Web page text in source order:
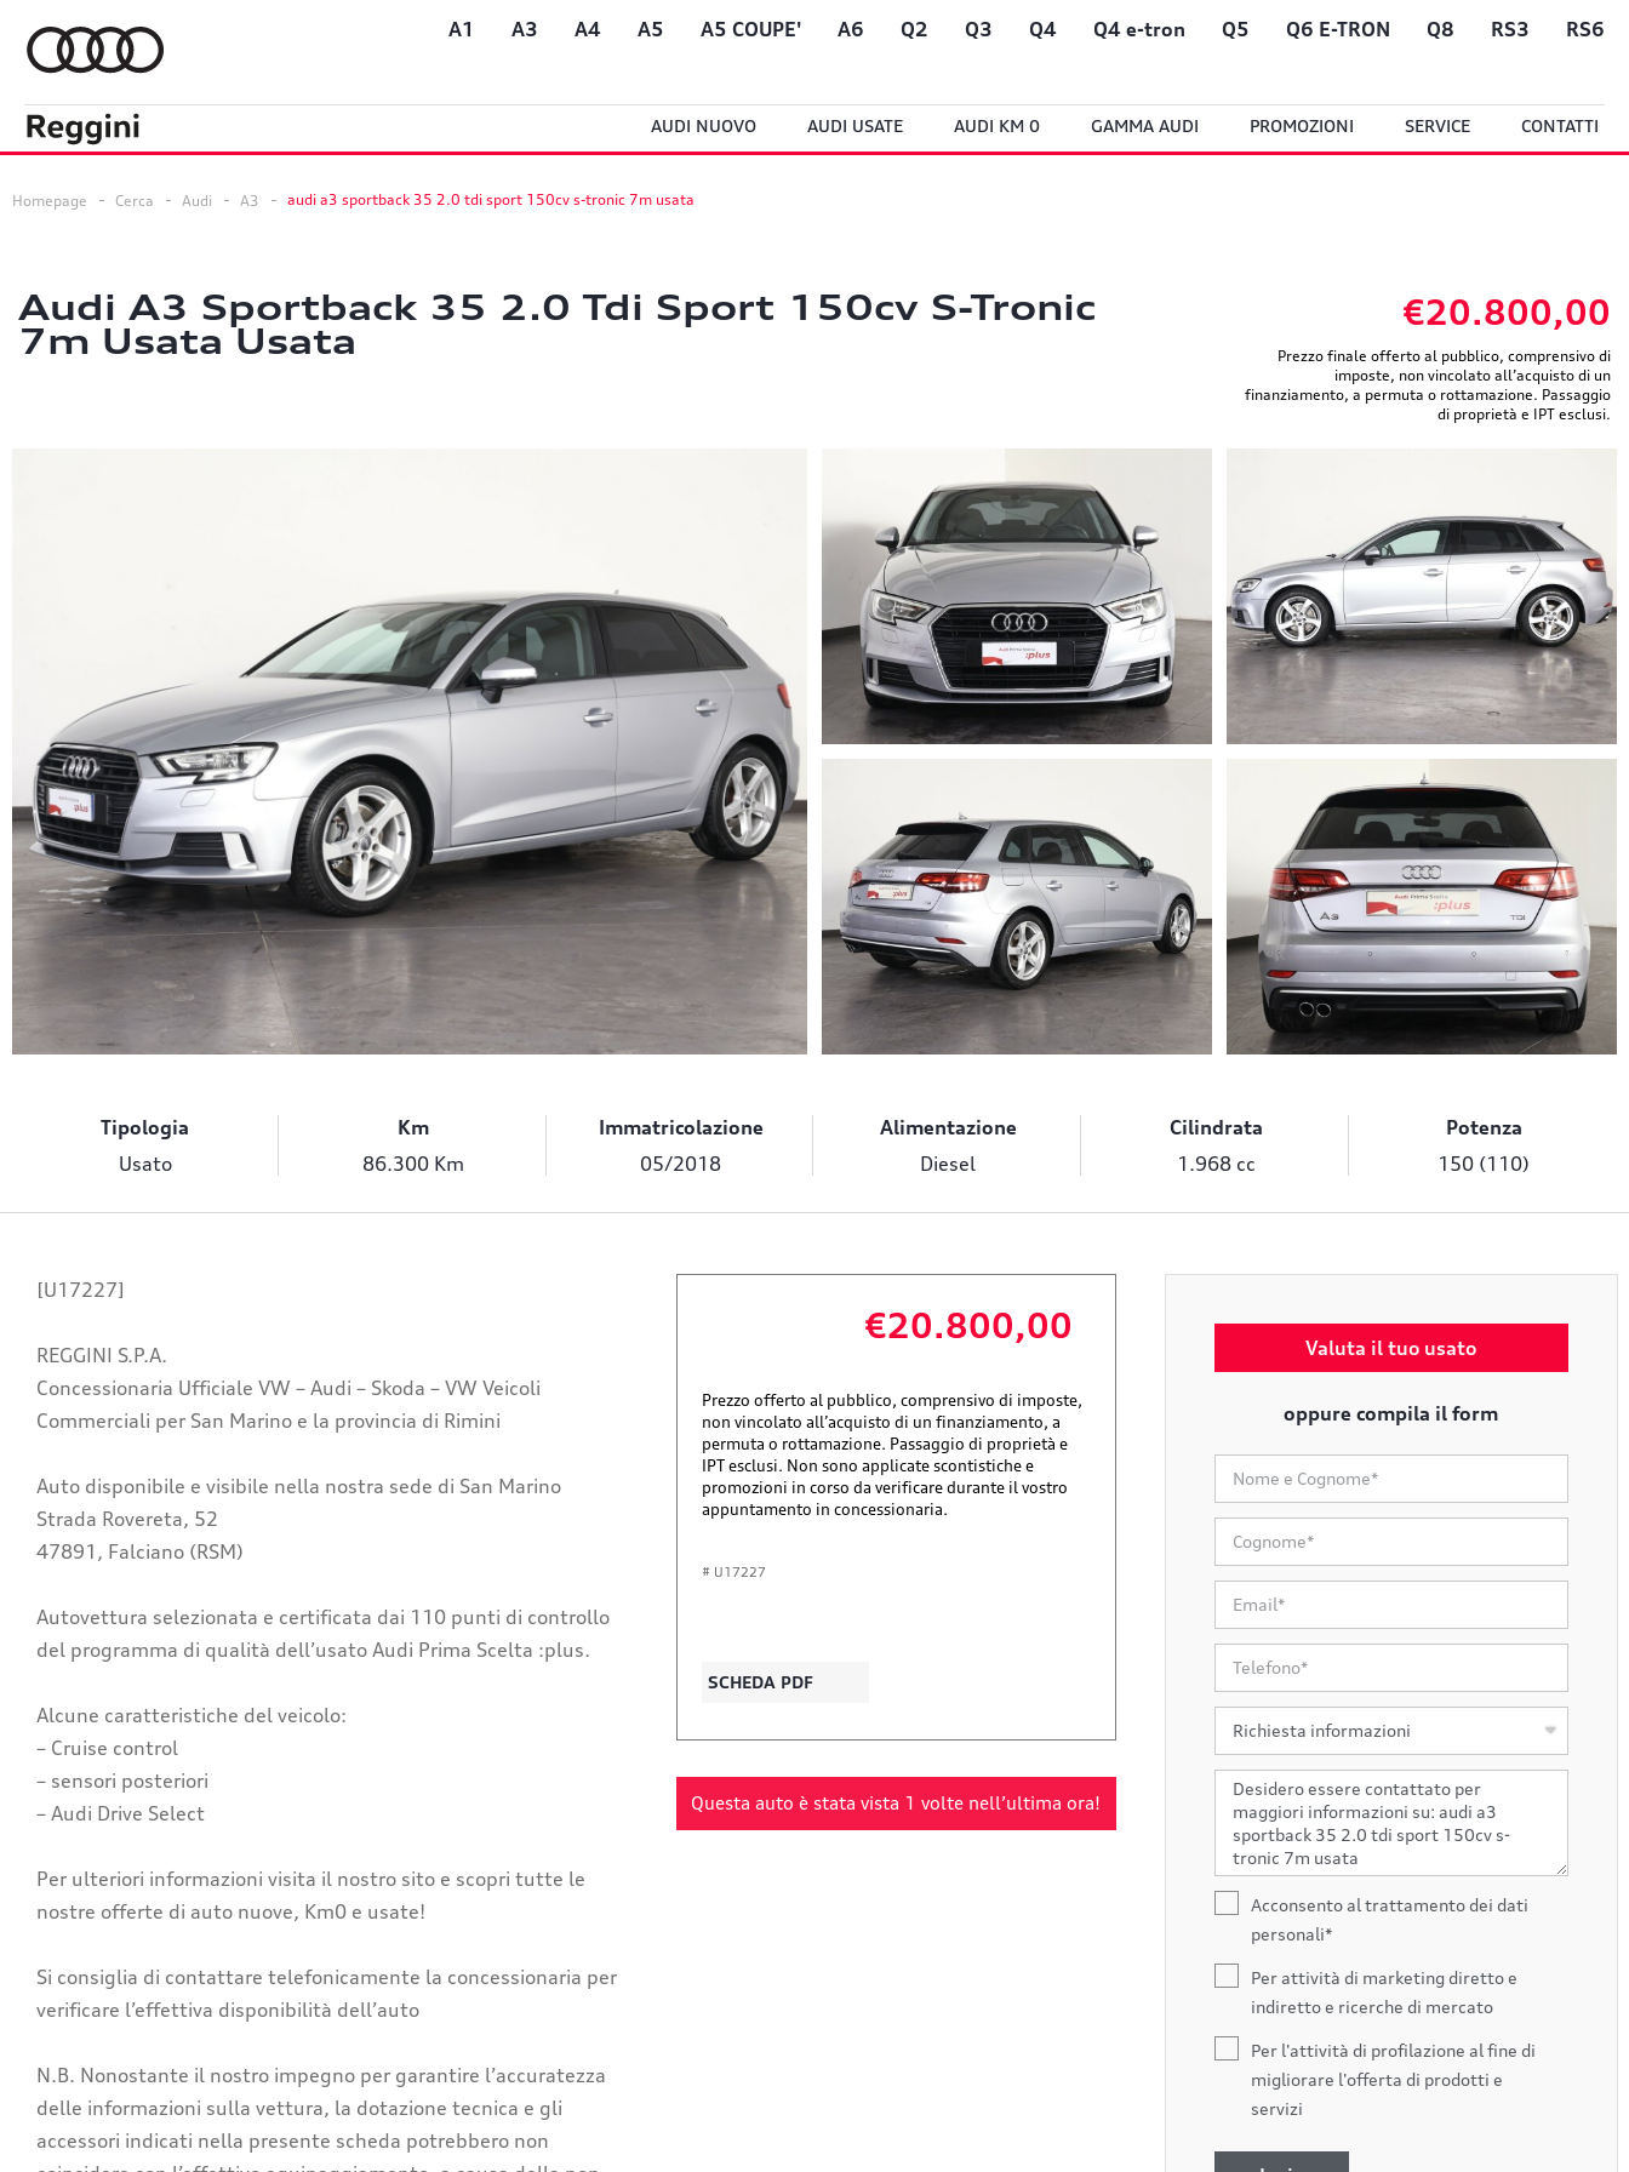
A1 A3 A4 A5 A5 COUPE' A6 Q2 Q3 Q4 Q4 e-tron Q5 Q6 E-TRON Q8 RS3 RS6
AUDI NUOVO AUDI USATE AUDI KM 0 GAMMA AUDI PROMOZIONI SERVICE CONTATTI
Homepage Cerca Audi A3 audi a3 sportback 35 2.0 tdi sport 150cv s-tronic 7m usata
Audi A3 Sportback 35 2.0 Tdi Sport 150cv S-Tronic
7m Usata Usata
€20.800,00
Prezzo finale offerto al pubblico, comprensivo di
imposte, non vincolato all’acquisto di un
finanziamento, a permuta o rottamazione. Passaggio
di proprietà e IPT esclusi.
Tipologia
Usato
Km
86.300 Km
Immatricolazione
05/2018
Alimentazione
Diesel
Cilindrata
1.968 cc
Potenza
150 (110)
[U17227]
REGGINI S.P.A.
Concessionaria Ufficiale VW – Audi – Skoda – VW Veicoli
Commerciali per San Marino e la provincia di Rimini
Auto disponibile e visibile nella nostra sede di San Marino
Strada Rovereta, 52
47891, Falciano (RSM)
Autovettura selezionata e certificata dai 110 punti di controllo
del programma di qualità dell’usato Audi Prima Scelta :plus.
Alcune caratteristiche del veicolo:
– Cruise control
– sensori posteriori
– Audi Drive Select
Per ulteriori informazioni visita il nostro sito e scopri tutte le
nostre offerte di auto nuove, Km0 e usate!
Si consiglia di contattare telefonicamente la concessionaria per
verificare l’effettiva disponibilità dell’auto
N.B. Nonostante il nostro impegno per garantire l’accuratezza
delle informazioni sulla vettura, la dotazione tecnica e gli
accessori indicati nella presente scheda potrebbero non
€20.800,00
Prezzo offerto al pubblico, comprensivo di imposte,
non vincolato all’acquisto di un finanziamento, a
permuta o rottamazione. Passaggio di proprietà e
IPT esclusi. Non sono applicate scontistiche e
promozioni in corso da verificare durante il vostro
appuntamento in concessionaria.
# U17227
SCHEDA PDF
Questa auto è stata vista 1 volte nell’ultima ora!
Valuta il tuo usato
oppure compila il form
Acconsento al trattamento dei dati
personali*
Per attività di marketing diretto e
indiretto e ricerche di mercato
Per l'attività di profilazione al fine di
migliorare l'offerta di prodotti e
servizi